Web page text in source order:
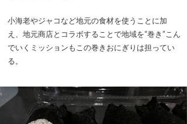
小海老やジャコなど地元の食材を使うことに加
え、地元商店とコラボすることで地域を“巻き”こん
でいくミッションもこの巻きおにぎりは担ってい
る。